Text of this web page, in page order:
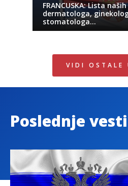
FRANCUSKA: Lista
dermatologa,
stomatologa…
VIDI OSTALE
Poslednje vesti